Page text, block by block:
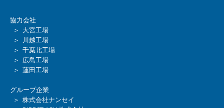
協力会社
＞ 大宮工場
＞ 川越工場
＞ 千葉北工場
＞ 広島工場
＞ 蓮田工場
グループ企業
＞ 株式会社ナンセイ